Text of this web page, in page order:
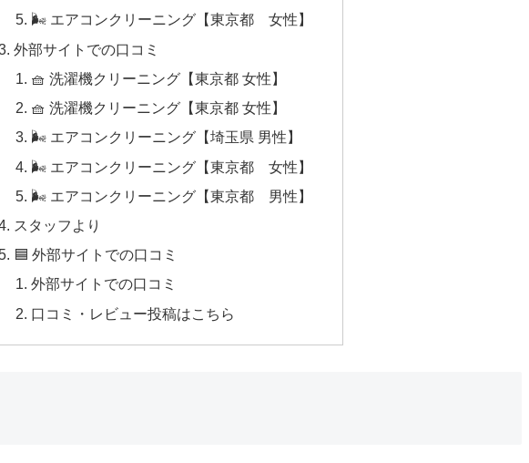
🌬 エアコンクリーニング【東京都 女性】
外部サイトでの口コミ
🧺 洗濯機クリーニング【東京都 女性】
🧺 洗濯機クリーニング【東京都 女性】
🌬 エアコンクリーニング【埼玉県 男性】
🌬 エアコンクリーニング【東京都 女性】
🌬 エアコンクリーニング【東京都 男性】
スタッフより
🟦 外部サイトでの口コミ
外部サイトでの口コミ
口コミ・レビュー投稿はこちら